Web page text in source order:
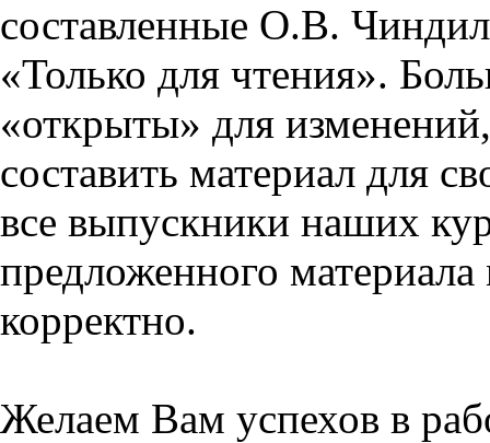
составленные О.В.
«Только для чтения».
«открыты» для
составить материал для
все выпускники наших
предложенного
корректно.
Желаем Вам успехов в